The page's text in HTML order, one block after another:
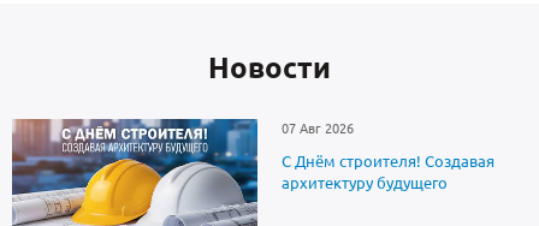
Новоcти
07 Авг 2026
С Днём строителя! Создавая
архитектуру будущего